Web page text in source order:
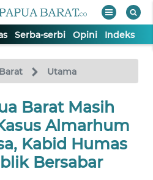
Serba-serbi Opini Indeks
Utama
Barat Masih
Almarhum
Kabid Humas
Bersabar